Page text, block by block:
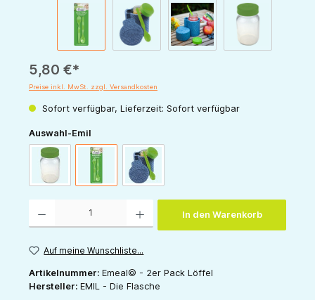
5,80 €*
Preise inkl. MwSt. zzgl. Versandkosten
Sofort verfügbar, Lieferzeit: Sofort verfügbar
Auswahl-Emil
Löffel Thermobecher mit Löffel & Breiglas
In den Warenkorb
Auf meine Wunschliste...
Artikelnummer: Emeal© - 2er Pack Löffel
Hersteller: EMIL - Die Flasche